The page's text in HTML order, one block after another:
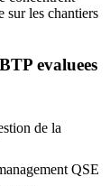
sur les chantiers
evaluees
de la
QSE